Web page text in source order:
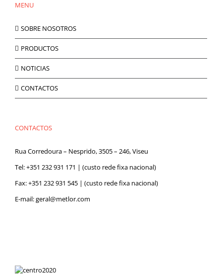
MENU
SOBRE NOSOTROS
PRODUCTOS
NOTICIAS
CONTACTOS
CONTACTOS
Rua Corredoura – Nesprido, 3505 – 246, Viseu
Tel:+351 232 931 171 | (custo rede fixa nacional)
Fax: +351 232 931 545 | (custo rede fixa nacional)
E-mail:geral@metlor.com